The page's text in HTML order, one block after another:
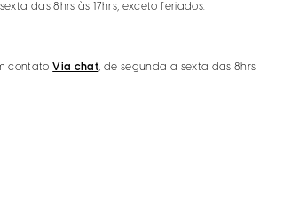
das 8hrs às 17hrs, exceto feriados.
contatoVia chat, de segunda a sexta das 8hrs